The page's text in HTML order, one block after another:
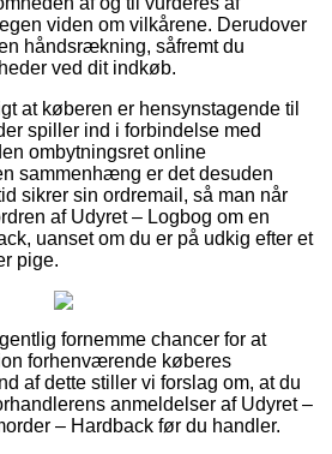
viden om vilkårene. Derudover
håndsrækning, såfremt du
ved dit indkøb.
at køberen er hensynstagende til
spiller ind i forbindelse med
ombytningsret online
sammenhæng er det desuden
sikrer sin ordremail, så man når
af Udyret – Logbog om en
uanset om du er på udkig efter et
pige.
fornemme chancer for at
forhenværende køberes
af dette stiller vi forslag om, at du
anmeldelser af Udyret –
– Hardback før du handler.